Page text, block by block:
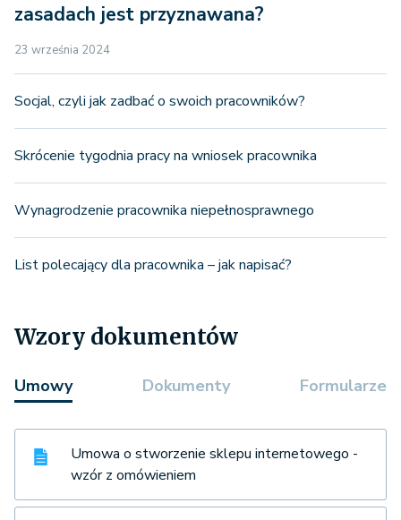
zasadach jest przyznawana?
23 września 2024
Socjal, czyli jak zadbać o swoich pracowników?
Skrócenie tygodnia pracy na wniosek pracownika
Wynagrodzenie pracownika niepełnosprawnego
List polecający dla pracownika – jak napisać?
Wzory dokumentów
Umowy Dokumenty Formularze
Umowa o stworzenie sklepu internetowego -
wzór z omówieniem